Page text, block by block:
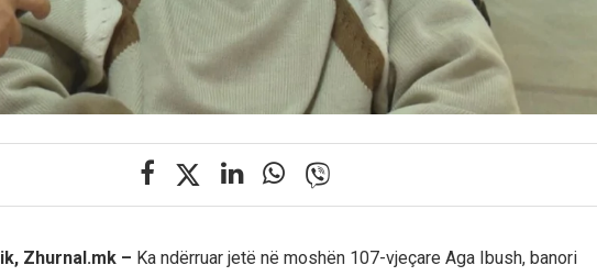
Zhurnal.mk – Ka ndërruar jetë në moshën 107-vjeçare Aga Ibush, banori